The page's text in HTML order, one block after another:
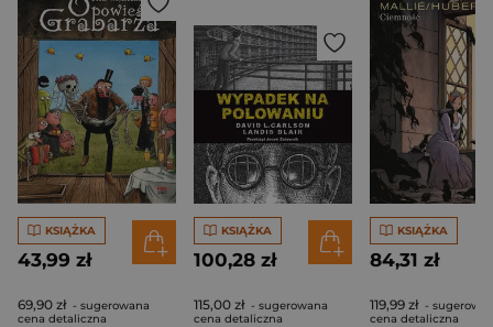
KSIĄŻKA
43,99 zł
69,90 zł - sugerowana
cena detaliczna
KSIĄŻKA
100,28 zł
115,00 zł - sugerowana
cena detaliczna
KSIĄŻKA
84,31 zł
119,99 zł -
cena detaliczna